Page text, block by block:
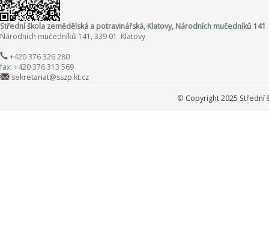
Střední škola zemědělská a potravinářská, Klatovy, Národních mučedníků 141
Národních mučedníků 141, 339 01 Klatovy
+420 376 326 280
fax: +420 376 313 569
sekretariat@sszp.kt.cz
© Copyright 2025 Střední